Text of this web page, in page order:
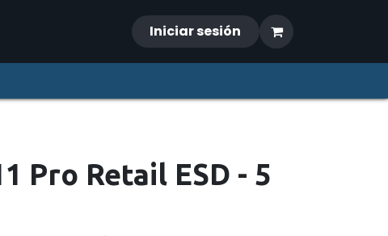
Iniciar sesión
Pro Retail ESD - 5